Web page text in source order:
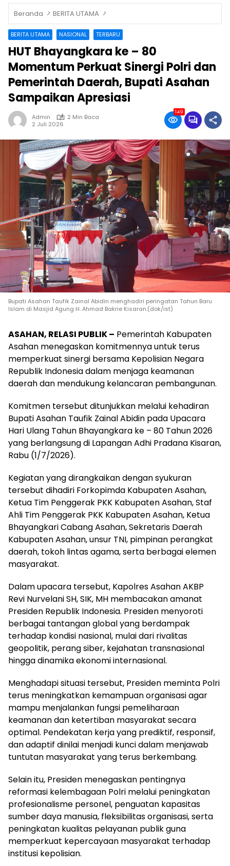
Beranda BERITA UTAMA
BERITA UTAMA NASIONAL TERBARU
HUT Bhayangkara ke – 80
Momentum Perkuat Sinergi Polri dan
Pemerintah Daerah, Bupati Asahan
Sampaikan Apresiasi
Admin
2 Min Baca
2 Juli 2026
149
Bupati Asahan Taufik Zainal Abidin menghadiri peringatan Tahun Baru
Islam di Masjid Agung H. Ahmad Bakrie Kisaran.(dok/ist)
ASAHAN, RELASI PUBLIK – Pemerintah Kabupaten
Asahan menegaskan komitmennya untuk terus
memperkuat sinergi bersama Kepolisian Negara
Republik Indonesia dalam menjaga keamanan
daerah dan mendukung kelancaran pembangunan.
Komitmen tersebut ditunjukkan melalui kehadiran
Bupati Asahan Taufik Zainal Abidin pada Upacara
Hari Ulang Tahun Bhayangkara ke – 80 Tahun 2026
yang berlangsung di Lapangan Adhi Pradana Kisaran,
Rabu (1/7/2026).
Kegiatan yang dirangkaikan dengan syukuran
tersebut dihadiri Forkopimda Kabupaten Asahan,
Ketua Tim Penggerak PKK Kabupaten Asahan, Staf
Ahli Tim Penggerak PKK Kabupaten Asahan, Ketua
Bhayangkari Cabang Asahan, Sekretaris Daerah
Kabupaten Asahan, unsur TNI, pimpinan perangkat
daerah, tokoh lintas agama, serta berbagai elemen
masyarakat.
Dalam upacara tersebut, Kapolres Asahan AKBP
Revi Nurvelani SH, SIK, MH membacakan amanat
Presiden Republik Indonesia. Presiden menyoroti
berbagai tantangan global yang berdampak
terhadap kondisi nasional, mulai dari rivalitas
geopolitik, perang siber, kejahatan transnasional
hingga dinamika ekonomi internasional.
Menghadapi situasi tersebut, Presiden meminta Polri
terus meningkatkan kemampuan organisasi agar
mampu menjalankan fungsi pemeliharaan
keamanan dan ketertiban masyarakat secara
optimal. Pendekatan kerja yang prediktif, responsif,
dan adaptif dinilai menjadi kunci dalam menjawab
tuntutan masyarakat yang terus berkembang.
Selain itu, Presiden menegaskan pentingnya
reformasi kelembagaan Polri melalui peningkatan
profesionalisme personel, penguatan kapasitas
sumber daya manusia, fleksibilitas organisasi, serta
peningkatan kualitas pelayanan publik guna
memperkuat kepercayaan masyarakat terhadap
institusi kepolisian.